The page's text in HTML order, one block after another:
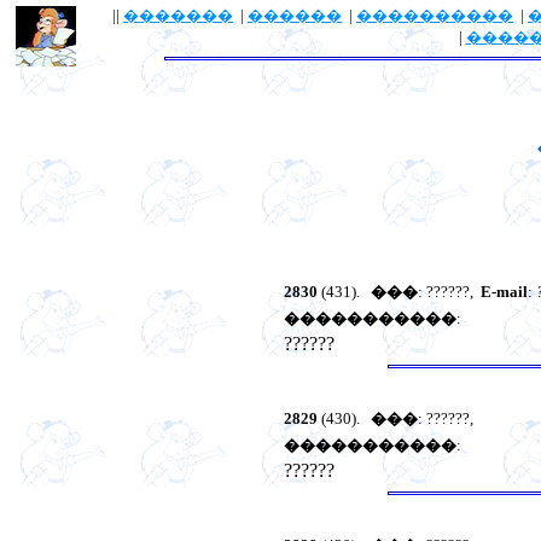
|| ������� | ������ | ���������� |
|
2830 (431). ���: ??????, E-mail:
�����������:
??????
2829 (430). ���: ??????,
�����������:
??????